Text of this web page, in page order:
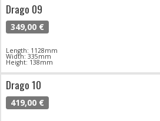
Drago 09
349,00 €
Length: 1128mm
Width: 335mm
Height: 138mm
Drago 10
419,00 €